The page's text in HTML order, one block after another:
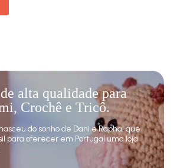
alta qualidade para
Crochê e Tricô.
do sonho de Dani e Rapha, que
para oferecer em Portugal uma loja